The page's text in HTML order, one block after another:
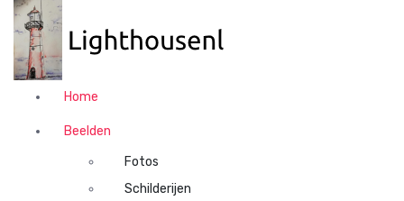
Home
Beelden
Fotos
Schilderijen